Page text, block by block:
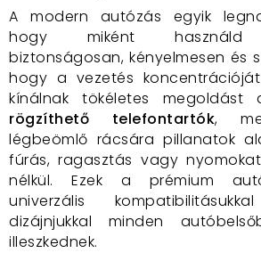
A modern autózás egyik
hogy miként használd
biztonságosan, kényelmesen és
hogy a vezetés
kínálnak tökéletes megoldást
rögzíthető telefontartók,
légbeömlő rácsára pillanatok
fúrás, ragasztás vagy
nélkül. Ezek a prémium
univerzális
dizájnjukkal minden
illeszkednek.